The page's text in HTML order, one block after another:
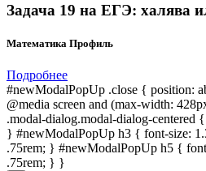
Задача 19 на ЕГЭ: халява
Математика Профиль
Подробнее
#newModalPopUp .close { position:
@media screen and (max-width:
.modal-dialog.modal-dialog-centered
} #newModalPopUp h3 { font-size:
.75rem; } #newModalPopUp h5 {
.75rem; } }